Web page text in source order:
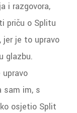
i razgovora,
priču o Splitu
jer je to upravo
glazbu.
sam im, s
osjetio Split